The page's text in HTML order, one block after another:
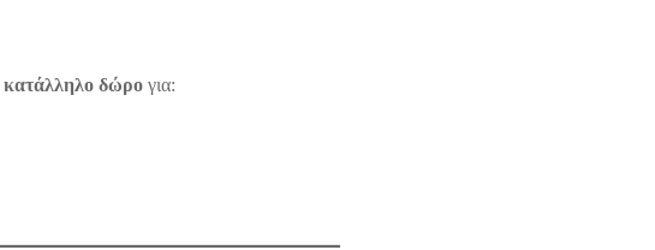
κατάλληλο δώρο για: